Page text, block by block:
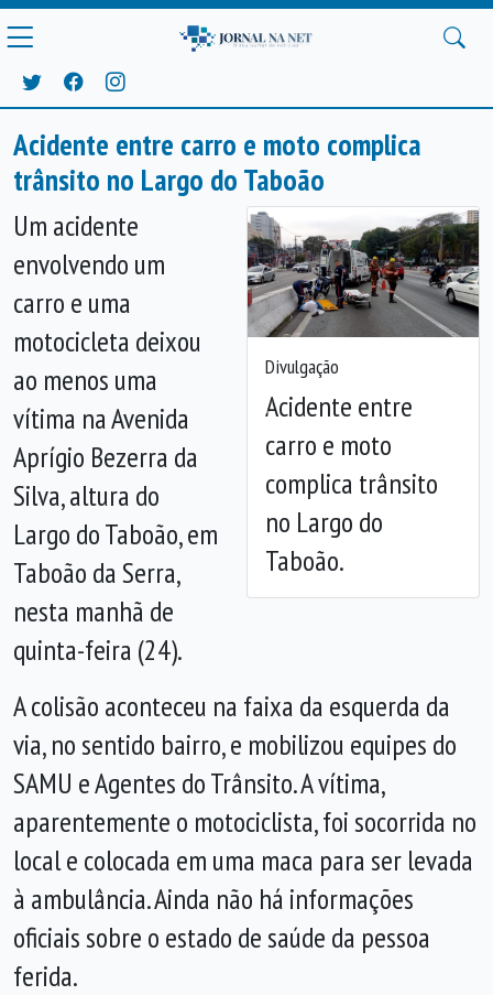
Acidente entre carro e moto complica
trânsito no Largo do Taboão
Divulgação
Acidente entre
carro e moto
complica trânsito
no Largo do
Taboão.
Anterior
Um acidente
envolvendo um
carro e uma
motocicleta deixou
ao menos uma
vítima na Avenida
Aprígio Bezerra da
Silva, altura do
Largo do Taboão, em
Taboão da Serra,
nesta manhã de
quinta-feira (24).
A colisão aconteceu na faixa da esquerda da
via, no sentido bairro, e mobilizou equipes do
SAMU e Agentes do Trânsito. A vítima,
aparentemente o motociclista, foi socorrida no
local e colocada em uma maca para ser levada
à ambulância. Ainda não há informações
oficiais sobre o estado de saúde da pessoa
ferida.